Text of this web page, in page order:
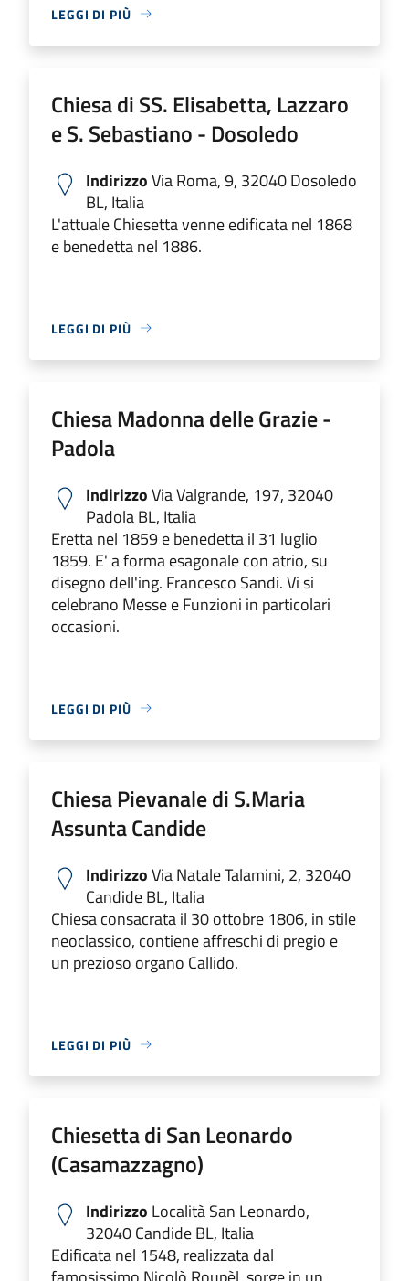
LEGGI DI PIÙ
Chiesa di SS. Elisabetta, Lazzaro
e S. Sebastiano - Dosoledo
IndirizzoVia Roma, 9, 32040 Dosoledo
BL, Italia
L'attuale Chiesetta venne edificata nel 1868
e benedetta nel 1886.
LEGGI DI PIÙ
Chiesa Madonna delle Grazie -
Padola
IndirizzoVia Valgrande, 197, 32040
Padola BL, Italia
Eretta nel 1859 e benedetta il 31 luglio
1859. E' a forma esagonale con atrio, su
disegno dell'ing. Francesco Sandi. Vi si
celebrano Messe e Funzioni in particolari
occasioni.
LEGGI DI PIÙ
Chiesa Pievanale di S.Maria
Assunta Candide
IndirizzoVia Natale Talamini, 2, 32040
Candide BL, Italia
Chiesa consacrata il 30 ottobre 1806, in stile
neoclassico, contiene affreschi di pregio e
un prezioso organo Callido.
LEGGI DI PIÙ
Chiesetta di San Leonardo
(Casamazzagno)
Indirizzo Località San Leonardo,
32040 Candide BL, Italia
Edificata nel 1548, realizzata dal